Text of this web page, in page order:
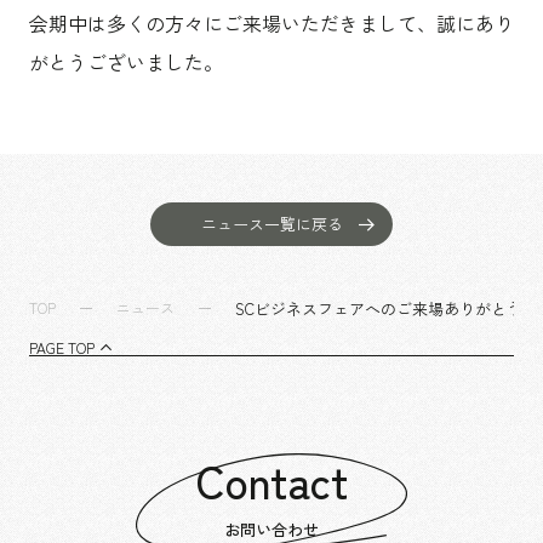
乃村工藝社の最新ニュースをお届けしております
会期中は多くの方々にご来場いただきまして、誠にあり
がとうございました。
ニュース一覧に戻る
TOP ニュース SCビジネスフェアへのご来場ありがとう
PAGE TOP
Contact
お問い合わせ